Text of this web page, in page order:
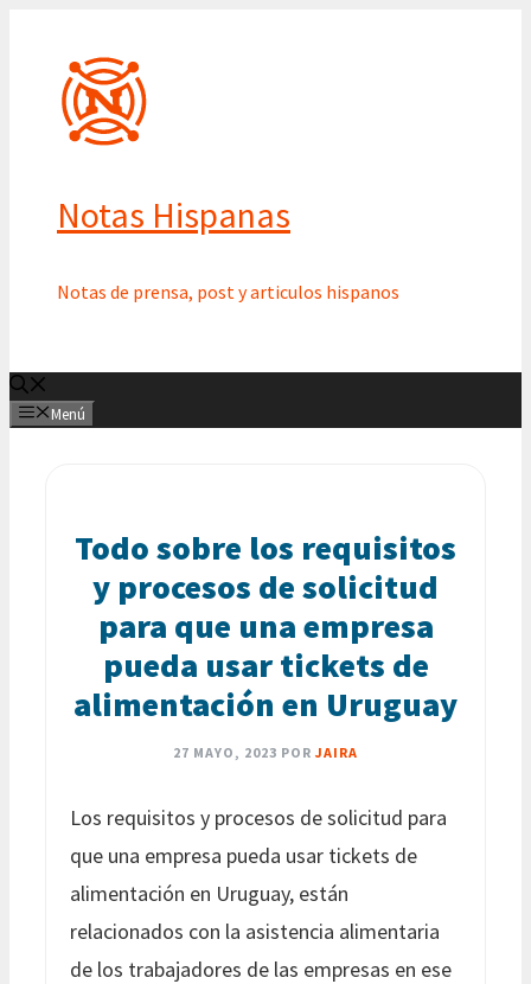
contenido
Notas Hispanas
Notas de prensa, post y articulos hispanos
Menú
Todo sobre los requisitos
y procesos de solicitud
para que una empresa
pueda usar tickets de
alimentación en Uruguay
27 MAYO, 2023 POR JAIRA
Los requisitos y procesos de solicitud para
que una empresa pueda usar tickets de
alimentación en Uruguay, están
relacionados con la asistencia alimentaria
de los trabajadores de las empresas en ese